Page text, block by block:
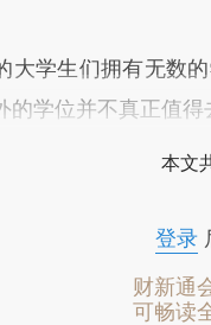
学生们拥有无数的
的学位并不真正值得
本文
登录
财新通
可畅读